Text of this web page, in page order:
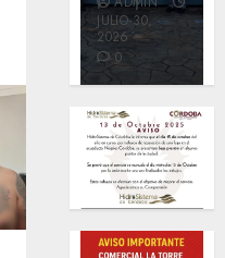
JULIO 30,
2026
0